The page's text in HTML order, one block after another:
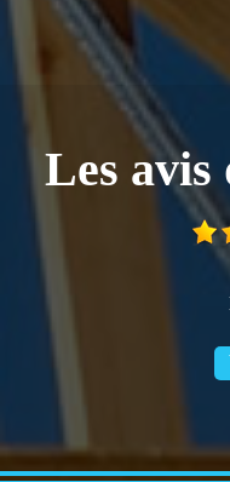
Les avis